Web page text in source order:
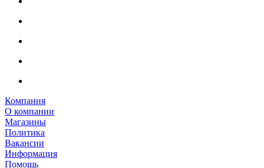
Компания
О компании
Магазины
Политика
Вакансии
Информация
Помощь